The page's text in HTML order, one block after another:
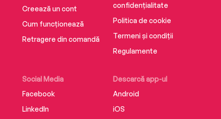
Creează un cont
Cum funcționează
Retragere din comandă
Social Media
Facebook
LinkedIn
Descarcă app-ul
Android
iOS
confidențialitate
Politica de cookie
Termeni și condiții
Regulamente